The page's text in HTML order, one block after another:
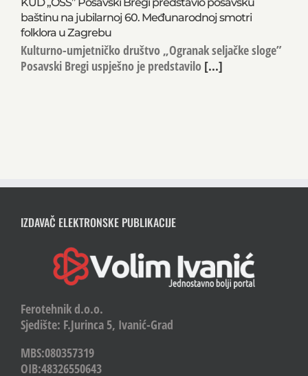
KUD „OSS” Posavski Bregi predstavio posavsku
baštinu na jubilarnoj 60. Međunarodnoj smotri
folklora u Zagrebu
Kulturno-umjetničko društvo „Ogranak seljačke sloge”
Posavski Bregi uspješno je predstavilo [...]
IZDAVAČ ELEKTRONSKE PUBLIKACIJE
Ferotehnik d.o.o.
Sjedište: F.Jurinca 5, Ivanić-Grad
MBS:080357319
OIB:48326550643